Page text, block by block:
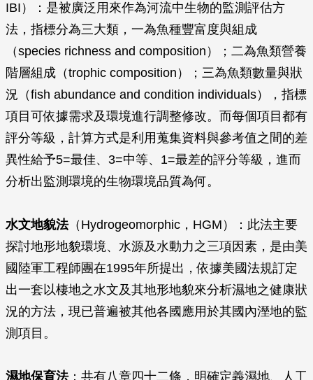
IBI）：是被廣泛用來作為河流中生物的監測評估方
法，指標分為三大類，一為魚種豐富度與組成
（species richness and composition）；二為魚類營養
階層組成（trophic composition）；三為魚類數量與狀
況（fish abundance and condition individuals），指標
項目可依據需求及環境進行調整修改。而每個項目都有
評分等級，計算方式是利用蒐集資料與參考值之間的差
異性給予5=最佳、3=中等、1=最差的評分等級，進而
分析出監測環境的生物環境品質為何。
水文地貌法（Hydrogeomorphic，HGM）：此法主要
探討地形地貌環境、水源及水動力之三項因素，是由美
國陸軍工程師團在1995年所提出，依據美國法規訂定
出一套以棲地之水文及其地形地貌來分析濕地之健康狀
況的方法，現已普遍被其他各國應用於其國內溼地的監
測項目。
濕地保育法：共有八章四十二條，明確定義濕地、人工